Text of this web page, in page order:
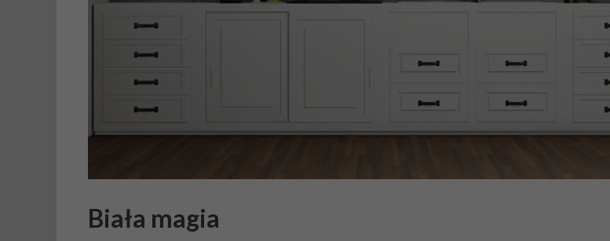
Biała magia